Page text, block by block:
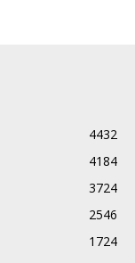
4432
4184
3724
2546
1724